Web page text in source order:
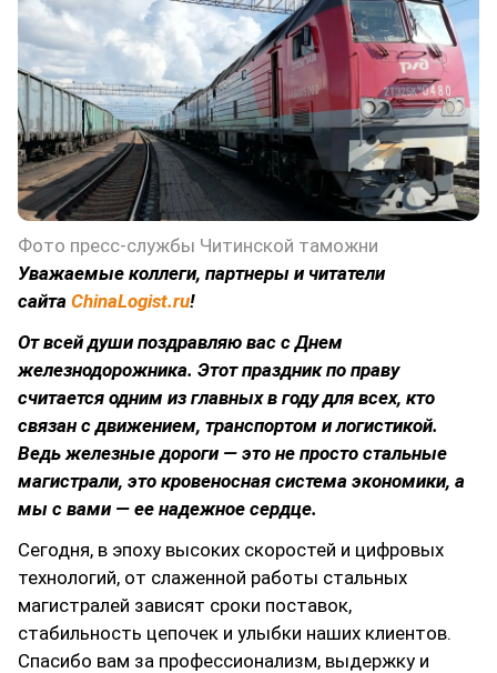
Фото пресс-службы Читинской таможни
Уважаемые коллеги, партнеры и читатели
сайта ChinaLogist.ru!
От всей души поздравляю вас с Днем
железнодорожника. Этот праздник по праву
считается одним из главных в году для всех, кто
связан с движением, транспортом и логистикой.
Ведь железные дороги — это не просто стальные
магистрали, это кровеносная система экономики, а
мы с вами — ее надежное сердце.
Сегодня, в эпоху высоких скоростей и цифровых
технологий, от слаженной работы стальных
магистралей зависят сроки поставок,
стабильность цепочек и улыбки наших клиентов.
Спасибо вам за профессионализм, выдержку и